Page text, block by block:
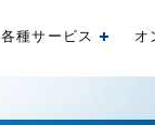
各種サービス 開くオ